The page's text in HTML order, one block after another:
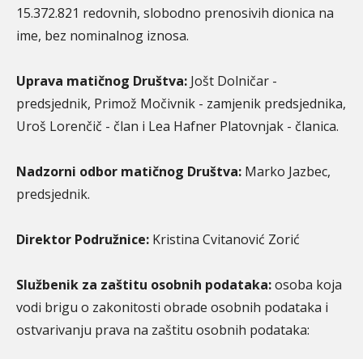
15.372.821 redovnih, slobodno prenosivih dionica na
ime, bez nominalnog iznosa.
Uprava matičnog Društva: Jošt Dolničar -
predsjednik, Primož Močivnik - zamjenik predsjednika,
Uroš Lorenčič - član i Lea Hafner Platovnjak - članica.
Nadzorni odbor matičnog Društva: Marko Jazbec,
predsjednik.
Direktor Podružnice: Kristina Cvitanović Zorić
Službenik za zaštitu osobnih podataka:osoba koja
vodi brigu o zakonitosti obrade osobnih podataka i
ostvarivanju prava na zaštitu osobnih podataka: